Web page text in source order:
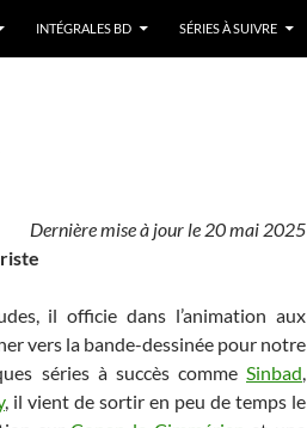
INTÉGRALES BD SÉRIES À SUIVRE
Dernière mise à jour le 20 mai 2025
il officie dans l’animation aux
vers la bande-dessinée pour notre
séries à succès comme Sinbad,
, il vient de sortir en peu de temps le